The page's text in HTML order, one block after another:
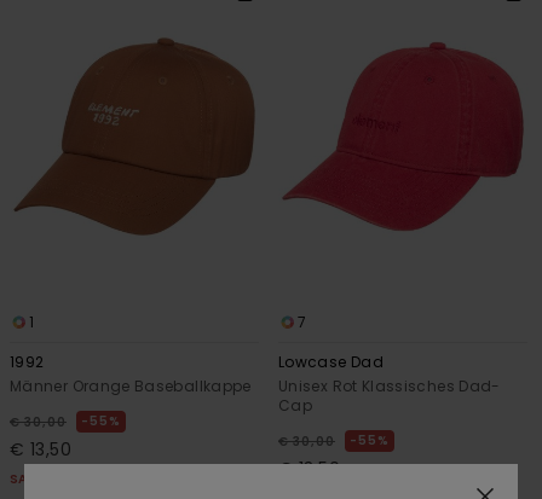
1
1992
Männer Orange Baseballkappe
€ 30,00 55%
€ 13,50
SALE
7
Lowcase Dad
Unisex Rot Klassisches Dad-
Cap
€ 30,00 55%
€ 13,50